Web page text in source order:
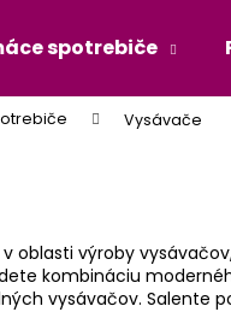
spotrebiče
Vysávače
oblasti výroby
kombináciu
vysávačov. Salente
Čo